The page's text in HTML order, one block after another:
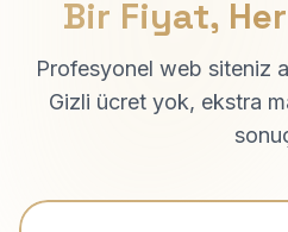
Bir Fiyat,
Profesyonel web siteniz
Gizli ücret yok, ekstra